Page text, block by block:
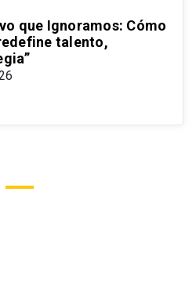
que Ignoramos: Cómo
talento,